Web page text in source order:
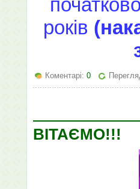
років
Коментарі: 0
ВІТАЄМО!!!